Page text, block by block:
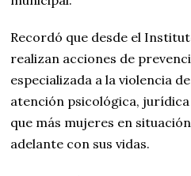
Recordó que desde el
realizan acciones de
especializada a la violencia
atención psicológica,
que más mujeres en
adelante con sus vidas.